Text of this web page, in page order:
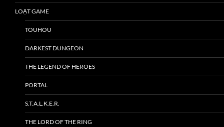
LOẠT GAME
TOUHOU
DARKEST DUNGEON
THE LEGEND OF HEROES
PORTAL
S.T.A.L.K.E.R.
THE LORD OF THE RING